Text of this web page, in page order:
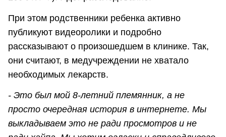
При этом родственники ребенка активно
публикуют видеоролики и подробно
рассказывают о произошедшем в клинике. Так,
они считают, в медучреждении не хватало
необходимых лекарств.
- Это был мой 8-летний племянник, а не
просто очередная история в интернете. Мы
выкладываем это не ради просмотров и не